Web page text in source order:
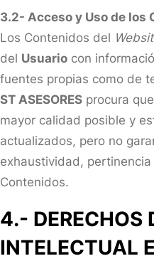
3.2- Acceso y Uso de los
Los Contenidos del
del Usuario con
fuentes propias como de
ST ASESORES procura
mayor calidad posible y
actualizados, pero no
exhaustividad,
Contenidos.
4.- DERECHOS
INTELECTUAL